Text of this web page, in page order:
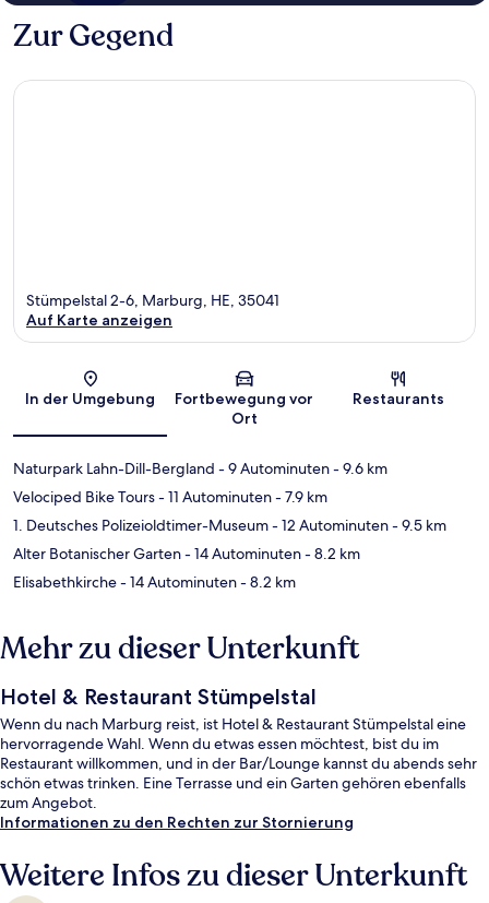
Zur Gegend
Karte
Stümpelstal 2-6, Marburg, HE, 35041
Auf Karte anzeigen
In der Umgebung
Fortbewegung vor
Ort
Restaurants
Naturpark Lahn-Dill-Bergland - 9 Autominuten- 9.6 km
Velociped Bike Tours- 11 Autominuten- 7.9 km
1. Deutsches Polizeioldtimer-Museum- 12 Autominuten- 9.5 km
Alter Botanischer Garten- 14 Autominuten- 8.2 km
Elisabethkirche- 14 Autominuten- 8.2 km
Mehr zu dieser Unterkunft
Hotel & Restaurant Stümpelstal
Wenn du nach Marburg reist, ist Hotel & Restaurant Stümpelstal eine
hervorragende Wahl. Wenn du etwas essen möchtest, bist du im
Restaurant willkommen, und in der Bar/Lounge kannst du abends sehr
schön etwas trinken. Eine Terrasse und ein Garten gehören ebenfalls
zum Angebot.
Informationen zu den Rechten zur Stornierung
Weitere Infos zu dieser Unterkunft